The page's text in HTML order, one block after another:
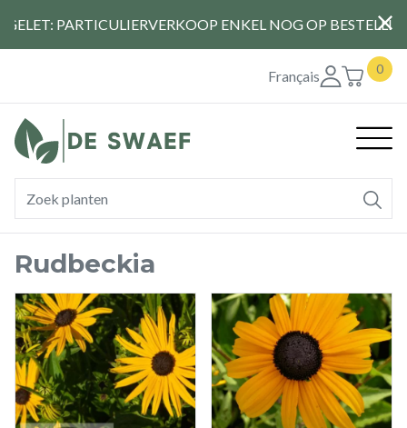
naar
gaan
PARTICULIERVERKOOP ENKEL NOG OP
Français 0
Rudbeckia